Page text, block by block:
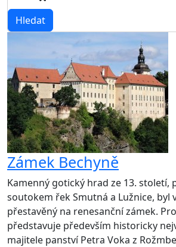
Zámek Bechyně
Kamenný gotický hrad ze 13. století,
soutokem řek Smutná a Lužnice, byl
přestavěný na renesanční zámek.
představuje především historicky
majitele panství Petra Voka z